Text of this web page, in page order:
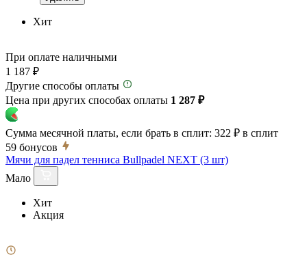
Хит
При оплате наличными
1 187 ₽
Другие способы оплаты
Цена при других способах оплаты 1 287 ₽
Сумма месячной платы, если брать в сплит: 322 ₽ в сплит
59 бонусов
Мячи для падел тенниса Bullpadel NEXT (3 шт)
Мало
Хит
Акция